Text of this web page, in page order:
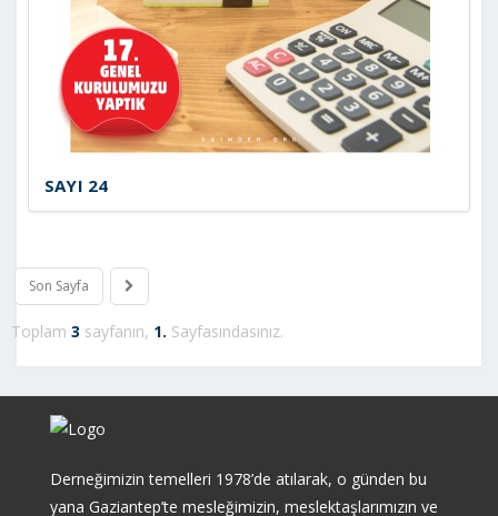
SAYI 24
Son Sayfa
Toplam 3 sayfanın, 1. Sayfasındasınız.
Derneğimizin temelleri 1978’de atılarak, o günden bu
yana Gaziantep’te mesleğimizin, meslektaşlarımızın ve